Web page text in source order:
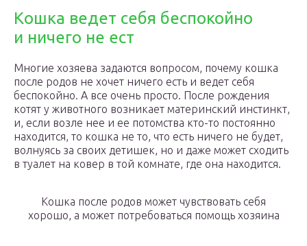
Кошка ведет себя беспокойно
и ничего не ест
Многие хозяева задаются вопросом, почему кошка
после родов не хочет ничего есть и ведет себя
беспокойно. А все очень просто. После рождения
котят у животного возникает материнский инстинкт,
и, если возле нее и ее потомства кто-то постоянно
находится, то кошка не то, что есть ничего не будет,
волнуясь за своих детишек, но и даже может сходить
в туалет на ковер в той комнате, где она находится.
Кошка после родов может чувствовать себя
хорошо, а может потребоваться помощь хозяина